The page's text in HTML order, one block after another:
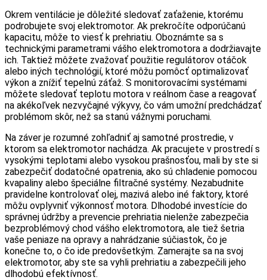
Okrem ventilácie je dôležité sledovať zaťaženie, ktorému
podrobujete svoj elektromotor. Ak prekročíte odporúčanú
kapacitu, môže to viesť k prehriatiu. Oboznámte sa s
technickými parametrami vášho elektromotora a dodržiavajte
ich. Taktiež môžete zvažovať použitie regulátorov otáčok
alebo iných technológií, ktoré môžu pomôcť optimalizovať
výkon a znížiť tepelnú záťaž. S monitorovacími systémami
môžete sledovať teplotu motora v reálnom čase a reagovať
na akékoľvek nezvyčajné výkyvy, čo vám umožní predchádzať
problémom skôr, než sa stanú vážnymi poruchami.
Na záver je rozumné zohľadniť aj samotné prostredie, v
ktorom sa elektromotor nachádza. Ak pracujete v prostredí s
vysokými teplotami alebo vysokou prašnosťou, mali by ste si
zabezpečiť dodatočné opatrenia, ako sú chladenie pomocou
kvapaliny alebo špeciálne filtračné systémy. Nezabudnite
pravidelne kontrolovať olej, mazivá alebo iné faktory, ktoré
môžu ovplyvniť výkonnosť motora. Dlhodobé investície do
správnej údržby a prevencie prehriatia nielenže zabezpečia
bezproblémový chod vášho elektromotora, ale tiež šetria
vaše peniaze na opravy a nahrádzanie súčiastok, čo je
konečne to, o čo ide predovšetkým. Zamerajte sa na svoj
elektromotor, aby ste sa vyhli prehriatiu a zabezpečili jeho
dlhodobú efektívnosť.